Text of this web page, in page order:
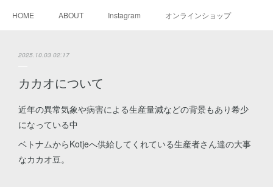
HOME ABOUT Instagram オンラインショップ
2025.10.03 02:17
カカオについて
近年の異常気象や病害による生産量減などの背景もあり希少
になっている中
ベトナムからKotjeへ供給してくれている生産者さん達の大事
なカカオ豆。